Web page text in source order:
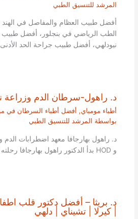
المرشد للتنسيق الطبي
أفضل طبيب العظام والمفاصل في
الطب الرياضي في بنجلور، أفضل
نيودلهي، أفضل طبيب جراحة الحد
د. راهول-سرطان الدم وزراعة
أطباء مومباي, أفضل أطباء السرطان في
بواسطة المرشد للتنسيق الطبي
د. راهول بهارجافا معهد اضطرابات الدم
و HOD بدأ الدكتور راهول بهارجافا رحلته في زراعة الخلايا […]
د. بريثا – أفضل دكتور قلب
| كيرلا | تشيناي | دلهي